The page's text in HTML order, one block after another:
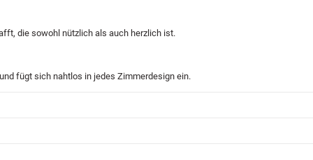
die sowohl nützlich als auch herzlich ist.
fügt sich nahtlos in jedes Zimmerdesign ein.